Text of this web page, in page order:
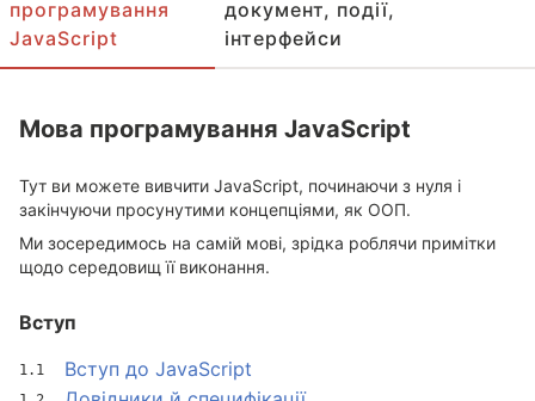
програмування
JavaScript
документ, події,
інтерфейси
Мова програмування JavaScript
Тут ви можете вивчити JavaScript, починаючи з нуля і
закінчуючи просунутими концепціями, як ООП.
Ми зосередимось на самій мові, зрідка роблячи примітки
щодо середовищ її виконання.
Вступ
Вступ до JavaScript